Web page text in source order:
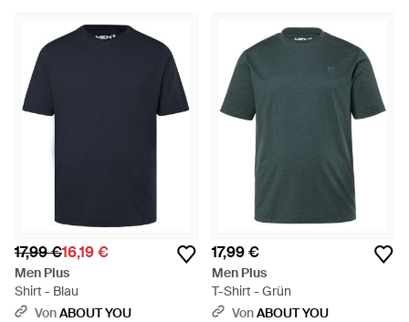
17,99 €16,19 €
Men Plus
Shirt - Blau
VonABOUT YOU
17,99 €
Men Plus
T-Shirt - Grün
VonABOUT YOU